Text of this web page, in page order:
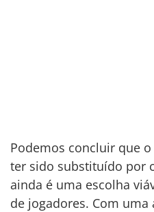
Podemos concluir que o
ter sido substituído por
ainda é uma escolha
de jogadores. Com